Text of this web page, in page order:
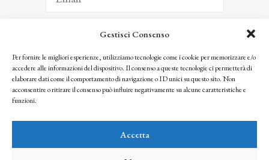
Gestisci Consenso
Per fornire le migliori esperienze, utilizziamo tecnologie come i cookie per memorizzare e/o
accedere alle informazioni del dispositivo. Il consenso a queste tecnologie ci permetterà di
elaborare dati come il comportamento di navigazione o ID unici su questo sito. Non
acconsentire o ritirare il consenso può influire negativamente su alcune caratteristiche e
funzioni.
Accetta
ISCRIVITI
Facendo clic per iscriverti, riconosci che le tue informazioni saranno trattate
seguendo la nostra Privacy Policy
© 2025 Istituto Matteucci. All right reserved
l’autorizzazione scritta dei proprietari dei diritti e dell’Istituto Matteucci